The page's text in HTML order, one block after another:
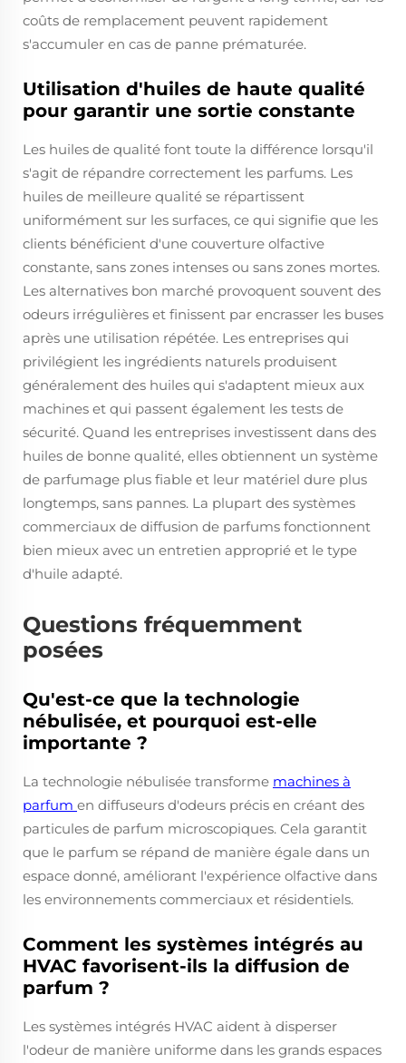
coûts de remplacement peuvent rapidement
s'accumuler en cas de panne prématurée.
Utilisation d'huiles de haute qualité
pour garantir une sortie constante
Les huiles de qualité font toute la différence lorsqu'il
s'agit de répandre correctement les parfums. Les
huiles de meilleure qualité se répartissent
uniformément sur les surfaces, ce qui signifie que les
clients bénéficient d'une couverture olfactive
constante, sans zones intenses ou sans zones mortes.
Les alternatives bon marché provoquent souvent des
odeurs irrégulières et finissent par encrasser les buses
après une utilisation répétée. Les entreprises qui
privilégient les ingrédients naturels produisent
généralement des huiles qui s'adaptent mieux aux
machines et qui passent également les tests de
sécurité. Quand les entreprises investissent dans des
huiles de bonne qualité, elles obtiennent un système
de parfumage plus fiable et leur matériel dure plus
longtemps, sans pannes. La plupart des systèmes
commerciaux de diffusion de parfums fonctionnent
bien mieux avec un entretien approprié et le type
d'huile adapté.
Questions fréquemment
posées
Qu'est-ce que la technologie
nébulisée, et pourquoi est-elle
importante ?
La technologie nébulisée transforme machines à
parfum en diffuseurs d'odeurs précis en créant des
particules de parfum microscopiques. Cela garantit
que le parfum se répand de manière égale dans un
espace donné, améliorant l'expérience olfactive dans
les environnements commerciaux et résidentiels.
Comment les systèmes intégrés au
HVAC favorisent-ils la diffusion de
parfum ?
Les systèmes intégrés HVAC aident à disperser
l'odeur de manière uniforme dans les grands espaces